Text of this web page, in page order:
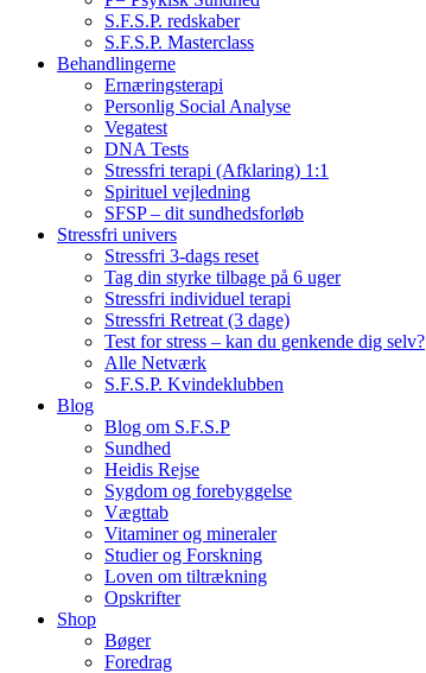
S.F.S.P. redskaber
S.F.S.P. Masterclass
Behandlingerne
Ernæringsterapi
Personlig Social Analyse
Vegatest
DNA Tests
Stressfri terapi (Afklaring) 1:1
Spirituel vejledning
SFSP – dit sundhedsforløb
Stressfri univers
Stressfri 3-dags reset
Tag din styrke tilbage på 6 uger
Stressfri individuel terapi
Stressfri Retreat (3 dage)
Test for stress – kan du genkende dig selv?
Alle Netværk
S.F.S.P. Kvindeklubben
Blog
Blog om S.F.S.P
Sundhed
Heidis Rejse
Sygdom og forebyggelse
Vægttab
Vitaminer og mineraler
Studier og Forskning
Loven om tiltrækning
Opskrifter
Shop
Bøger
Foredrag